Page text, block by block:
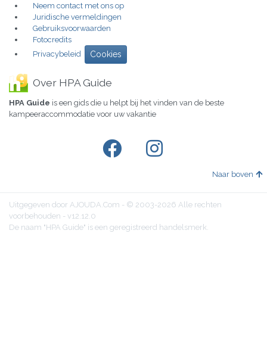
Neem contact met ons op
Juridische vermeldingen
Gebruiksvoorwaarden
Fotocredits
Privacybeleid
Cookies
Over HPA Guide
HPA Guide is een gids die u helpt bij het vinden van de beste
kampeeraccommodatie voor uw vakantie
Naar boven
Uitgegeven door AJOUDA.Com - © 2003-2026 Alle rechten
voorbehouden - v12.12.0
De naam "HPA Guide" is een geregistreerd handelsmerk.